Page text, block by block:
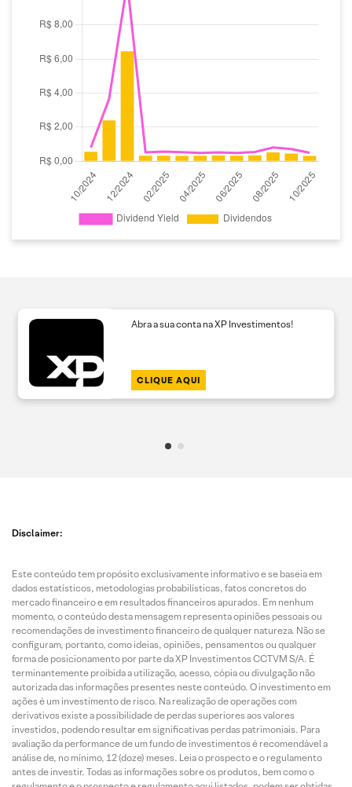
Abra a sua conta na XP Investimentos!
CLIQUE AQUI
Disclaimer:
Este conteúdo tem propósito exclusivamente informativo e se baseia em
dados estatísticos, metodologias probabilísticas, fatos concretos do
mercado financeiro e em resultados financeiros apurados. Em nenhum
momento, o conteúdo desta mensagem representa opiniões pessoais ou
recomendações de investimento financeiro de qualquer natureza. Não se
configuram, portanto, como ideias, opiniões, pensamentos ou qualquer
forma de posicionamento por parte da XP Investimentos CCTVM S/A. É
terminantemente proibida a utilização, acesso, cópia ou divulgação não
autorizada das informações presentes neste conteúdo. O investimento em
ações é um investimento de risco. Na realização de operações com
derivativos existe a possibilidade de perdas superiores aos valores
investidos, podendo resultar em significativas perdas patrimoniais. Para
avaliação da performance de um fundo de investimentos é recomendável a
análise de, no mínimo, 12 (doze) meses. Leia o prospecto e o regulamento
antes de investir. Todas as informações sobre os produtos, bem como o